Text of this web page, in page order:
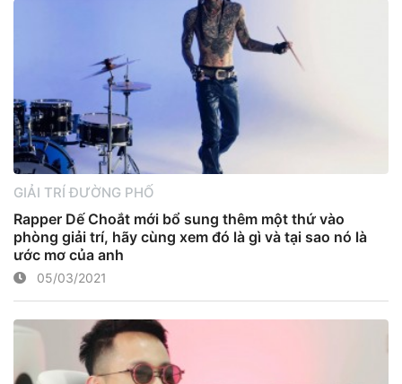
GIẢI TRÍ ĐƯỜNG PHỐ
Rapper Dế Choắt mới bổ sung thêm một thứ vào
phòng giải trí, hãy cùng xem đó là gì và tại sao nó là
ước mơ của anh
05/03/2021